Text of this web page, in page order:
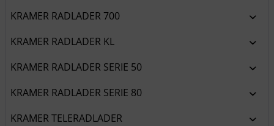
KRAMER RADLADER 700
KRAMER RADLADER KL
KRAMER RADLADER SERIE 50
KRAMER RADLADER SERIE 80
KRAMER TELERADLADER